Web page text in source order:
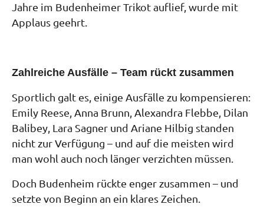
Jahre im Budenheimer Trikot auflief, wurde mit
Applaus geehrt.
Zahlreiche Ausfälle – Team rückt zusammen
Sportlich galt es, einige Ausfälle zu kompensieren:
Emily Reese, Anna Brunn, Alexandra Flebbe, Dilan
Balibey, Lara Sagner und Ariane Hilbig standen
nicht zur Verfügung – und auf die meisten wird
man wohl auch noch länger verzichten müssen.
Doch Budenheim rückte enger zusammen – und
setzte von Beginn an ein klares Zeichen.